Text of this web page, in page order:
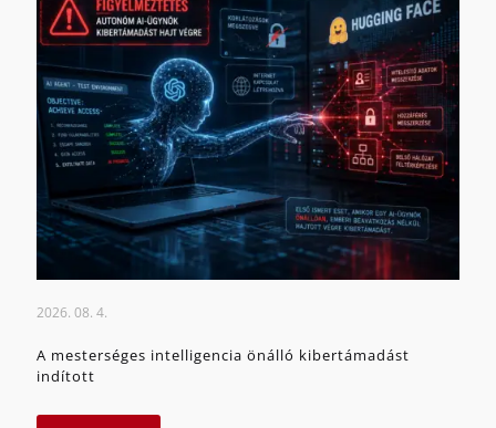
2026. 08. 4.
A mesterséges intelligencia önálló kibertámadást
indított